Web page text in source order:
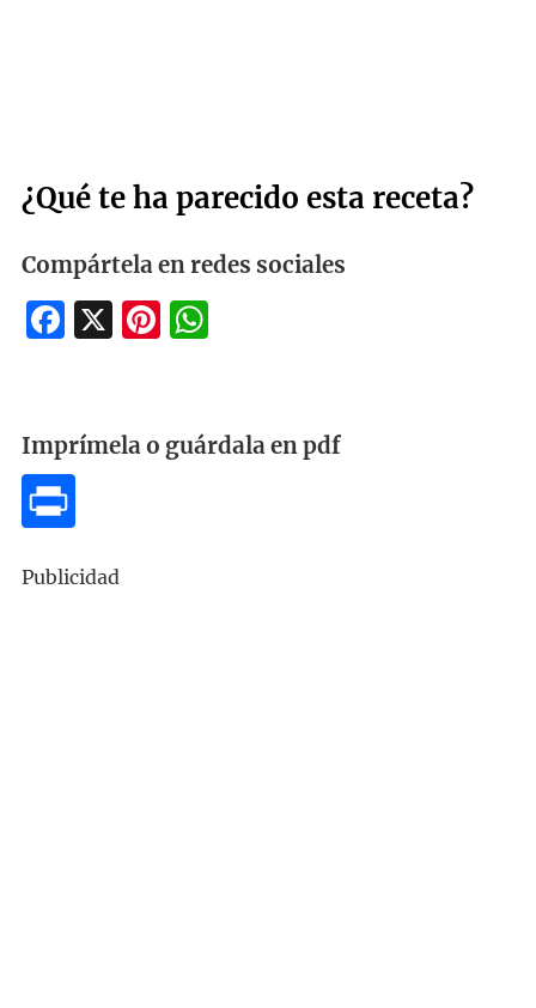
¿Qué te ha parecido esta receta?
Compártela en redes sociales
Facebook
X Pinterest
WhatsApp
Imprímela o guárdala en pdf
Publicidad